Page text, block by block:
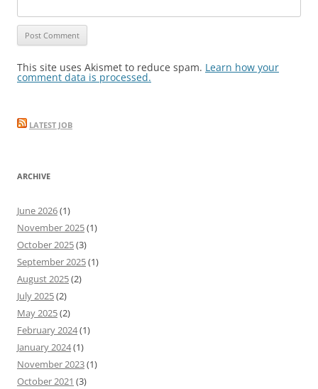
This site uses Akismet to reduce spam. Learn how your
comment data is processed.
LATEST JOB
ARCHIVE
June 2026(1)
November 2025(1)
October 2025(3)
September 2025(1)
August 2025(2)
July 2025(2)
May 2025(2)
February 2024(1)
January 2024(1)
November 2023(1)
October 2021 (3)